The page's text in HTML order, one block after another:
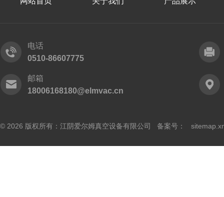
电话
0510-86607775
邮箱
18006168180@elmvac.cn
© 2026 版权所有：江阴爱尔姆真空设备有限公司 备案号：